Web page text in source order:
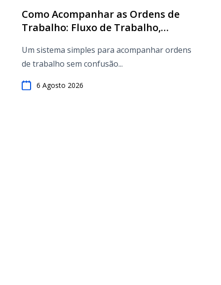
Como Acompanhar as Ordens de
Trabalho: Fluxo de Trabalho,
(2026)
Um sistema simples para acompanhar ordens
de trabalho sem confusão...
6 Agosto 2026